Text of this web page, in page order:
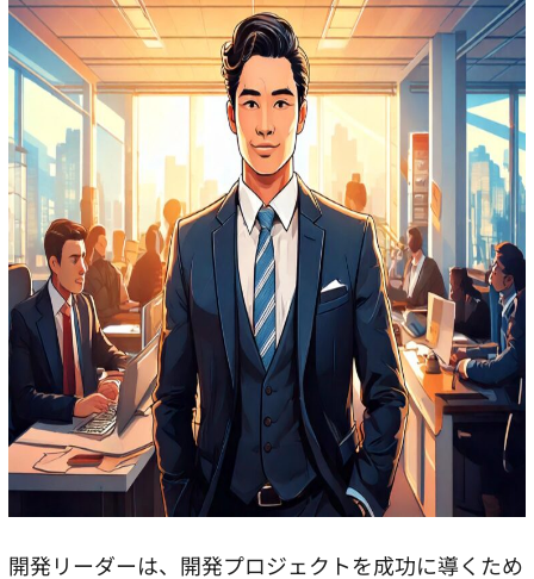
開発リーダーは、開発プロジェクトを成功に導くため